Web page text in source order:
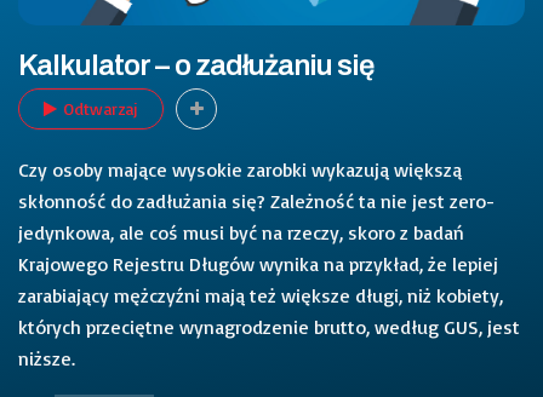
Kalkulator – o zadłużaniu się
Odtwarzaj
Czy osoby mające wysokie zarobki wykazują większą
skłonność do zadłużania się? Zależność ta nie jest zero-
jedynkowa, ale coś musi być na rzeczy, skoro z badań
Krajowego Rejestru Długów wynika na przykład, że lepiej
zarabiający mężczyźni mają też większe długi, niż kobiety,
których przeciętne wynagrodzenie brutto, według GUS, jest
niższe.